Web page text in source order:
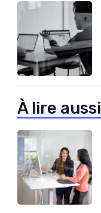
À lire aussi